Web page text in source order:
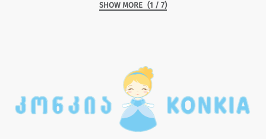
(1 / 7)